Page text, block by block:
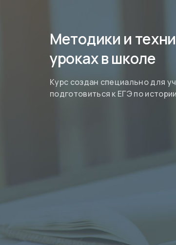
Методики и
уроках в школе
Курс создан специально для
подготовиться к ЕГЭ по